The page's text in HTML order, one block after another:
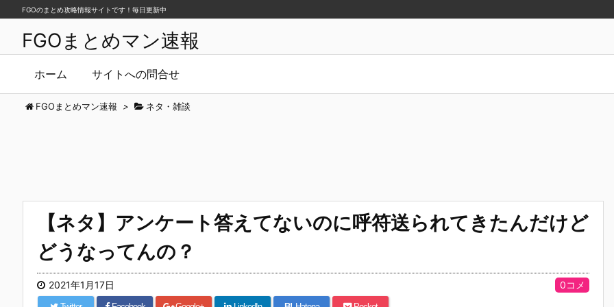
FGOまとめマン速報
ホーム サイトへの問合せ
FGOのまとめ攻略情報サイトです！毎日更新中
FGOまとめマン速報 > ネタ・雑談
【ネタ】アンケート答えてないのに呼符送られてきたんだけど
どうなってんの？
2021年1月17日 0コメ